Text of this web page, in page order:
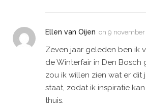
Ellen van Oijen on 9 november
Zeven jaar geleden ben ik
de Winterfair in Den Bosch
zou ik willen zien wat er dit
staat, zodat ik inspiratie
thuis.